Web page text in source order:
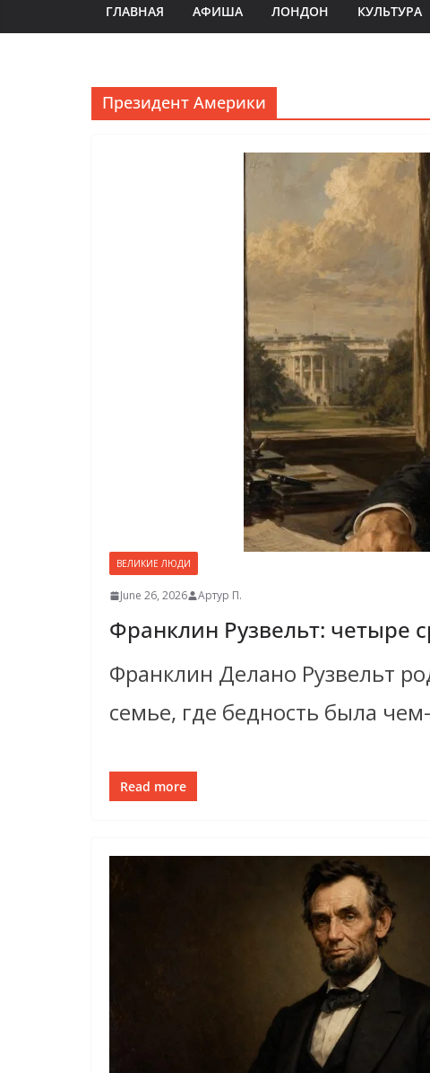
ГЛАВНАЯ АФИША ЛОНДОН КУЛЬТУРА
Президент Америки
ВЕЛИКИЕ ЛЮДИ
June 26, 2026 Артур П.
Франклин Рузвельт: четыре
Франклин Делано Рузвельт
семье, где бедность была
Read more